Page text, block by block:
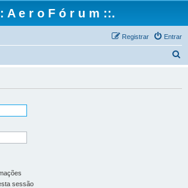
A e r o F ó r u m ::.
Entrar
Registrar
sessão